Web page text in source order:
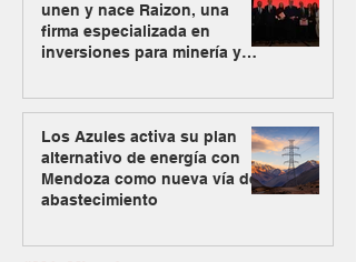
unen y nace Raizon, una
firma especializada en
inversiones para minería y
Los Azules activa su plan
alternativo de energía con
Mendoza como nueva vía de
abastecimiento